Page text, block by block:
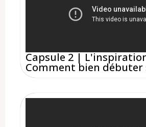
Capsule 2 |
Comment bien débuter